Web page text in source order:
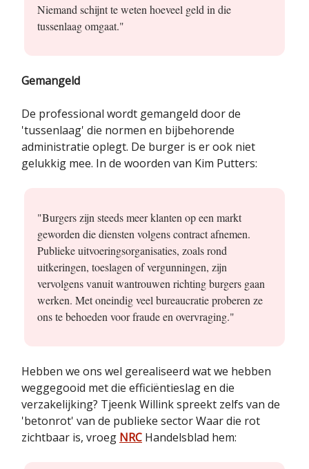
Niemand schijnt te weten hoeveel geld in die
tussenlaag omgaat."
Gemangeld
De professional wordt gemangeld door de
'tussenlaag' die normen en bijbehorende
administratie oplegt. De burger is er ook niet
gelukkig mee. In de woorden van Kim Putters:
"Burgers zijn steeds meer klanten op een markt
geworden die diensten volgens contract afnemen.
Publieke uitvoeringsorganisaties, zoals rond
uitkeringen, toeslagen of vergunningen, zijn
vervolgens vanuit wantrouwen richting burgers gaan
werken. Met oneindig veel bureaucratie proberen ze
ons te behoeden voor fraude en overvraging."
Hebben we ons wel gerealiseerd wat we hebben
weggegooid met die efficiëntieslag en die
verzakelijking? Tjeenk Willink spreekt zelfs van de
'betonrot' van de publieke sector Waar die rot
zichtbaar is, vroeg NRC Handelsblad hem: